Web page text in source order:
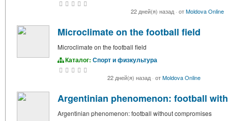
22 дней(я) назад · отMoldova Online
Microclimate on the football field
Microclimate on the football field
Каталог: Спорт и физкультура
22 дней(я) назад · отMoldova Online
Argentinian phenomenon: football
Argentinian phenomenon: football without compromises